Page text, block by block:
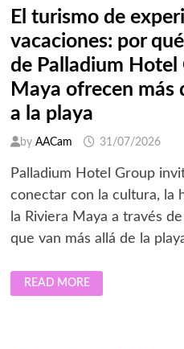
El turismo de
vacaciones: por
de Palladium Hotel
Maya ofrecen más
a la playa
by AACam 31/07/2026
Palladium Hotel Group
conectar con la cultura, la
la Riviera Maya a través
que van más allá de la
EL
TURISMO
DE
READ MORE